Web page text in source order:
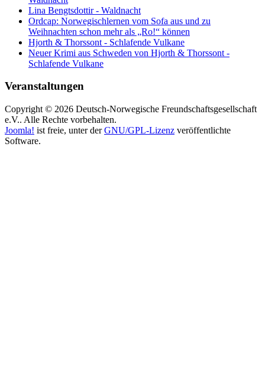
Lina Bengtsdottir - Waldnacht
Ordcap: Norwegischlernen vom Sofa aus und zu
Weihnachten schon mehr als „Ro!“ können
Hjorth & Thorssont - Schlafende Vulkane
Neuer Krimi aus Schweden von Hjorth & Thorssont -
Schlafende Vulkane
Veranstaltungen
Copyright © 2026 Deutsch-Norwegische Freundschaftsgesellschaft
e.V.. Alle Rechte vorbehalten.
Joomla! ist freie, unter derGNU/GPL-Lizenz veröffentlichte
Software.